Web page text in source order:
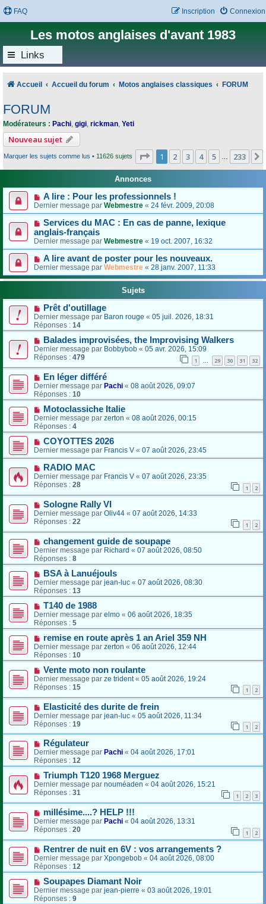
FAQ Connexion
Inscription
Les motos anglaises d'avant 1983
Links
Accueil Accueil du forum Motos anglaises classiques FORUM
FORUM
Modérateurs : Pachi, gigi, rickman, Yeti
Nouveau sujet
Marquer les sujets comme lus • 11626 sujets Page 1sur 233
1 2 3 4 5 … 233
Annonces
A lire : Pour les professionnels !
Dernier message par Webmestre « 24 févr. 2009, 20:08
Services du MAC : En cas de panne, lexique
anglais-français
Dernier message par Webmestre « 19 oct. 2007, 16:32
A lire avant de poster pour les nouveaux.
Dernier message par Webmestre « 28 janv. 2007, 11:33
Sujets
Prêt d'outillage
Dernier message par Baron rouge « 05 juil. 2026, 18:31
Réponses : 14
Balades improvisées, the Improvising Walkers
Dernier message par Bobbybob « 05 avr. 2026, 15:09
Réponses : 479 1 … 29 30 31 32
En léger différé
Dernier message par Pachi « 08 août 2026, 09:07
Réponses : 10
Motoclassiche Italie
Dernier message par zerton « 08 août 2026, 00:15
Réponses : 4
COYOTTES 2026
Dernier message par Francis V « 07 août 2026, 23:45
RADIO MAC
Dernier message par Francis V « 07 août 2026, 23:35
Réponses : 28 1 2
Sologne Rally VI
Dernier message par Oliv44 « 07 août 2026, 14:33
Réponses : 22 1 2
changement guide de soupape
Dernier message par Richard « 07 août 2026, 08:50
Réponses : 8
BSA à Lanuéjouls
Dernier message par jean-luc « 07 août 2026, 08:30
Réponses : 13
T140 de 1988
Dernier message par elmo « 06 août 2026, 18:35
Réponses : 5
remise en route après 1 an Ariel 359 NH
Dernier message par zerton « 06 août 2026, 12:44
Réponses : 10
Vente moto non roulante
Dernier message par ze trident« 05 août 2026, 19:24
Réponses : 15 1 2
Elasticité des durite de frein
Dernier message par jean-luc « 05 août 2026, 11:34
Réponses : 19 1 2
Régulateur
Dernier message par Pachi « 04 août 2026, 17:01
Réponses : 12
Triumph T120 1968 Merguez
Dernier message par nouméaden « 04 août 2026, 15:21
Réponses : 31 1 2 3
millésime....? HELP !!!
Dernier message par Pachi « 04 août 2026, 13:31
Réponses : 20 1 2
Rentrer de nuit en 6V : vos arrangements ?
Dernier message par Xpongebob « 04 août 2026, 08:00
Réponses : 12
Soupapes Diamant Noir
Dernier message par jean-pierre « 03 août 2026, 19:01
Réponses : 9